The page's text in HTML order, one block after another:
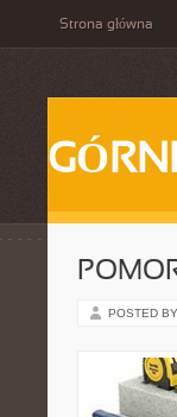
Strona główna
POSTED